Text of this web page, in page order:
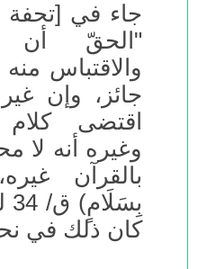
"الحقّ أن
والاقتباس
جائز، وإن
اقتضى
وغيره أنه لا
بالقرآن
كان ذلك في